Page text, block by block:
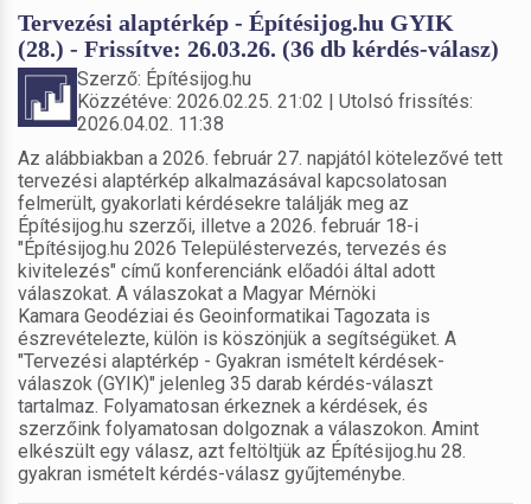
Tervezési alaptérkép - Építésijog.hu GYIK
(28.) - Frissítve: 26.03.26. (36 db kérdés-válasz)
Szerző: Építésijog.hu
Közzétéve: 2026.02.25. 21:02 | Utolsó frissítés:
2026.04.02. 11:38
Az alábbiakban a 2026. február 27. napjától kötelezővé tett
tervezési alaptérkép alkalmazásával kapcsolatosan
felmerült, gyakorlati kérdésekre találják meg az
Építésijog.hu szerzői, illetve a 2026. február 18-i
"Építésijog.hu 2026 Településtervezés, tervezés és
kivitelezés" című konferenciánk előadói által adott
válaszokat. A válaszokat a Magyar Mérnöki
Kamara Geodéziai és Geoinformatikai Tagozata is
észrevételezte, külön is köszönjük a segítségüket. A
"Tervezési alaptérkép - Gyakran ismételt kérdések-
válaszok (GYIK)" jelenleg 35 darab kérdés-választ
tartalmaz. Folyamatosan érkeznek a kérdések, és
szerzőink folyamatosan dolgoznak a válaszokon. Amint
elkészült egy válasz, azt feltöltjük az Építésijog.hu 28.
gyakran ismételt kérdés-válasz gyűjteménybe.